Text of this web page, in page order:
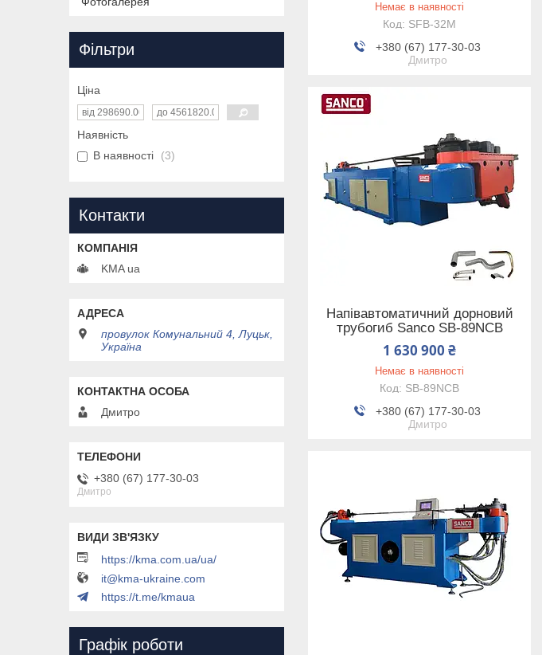
Немає в наявності
SFB-32M
+380 (67) 177-30-03
Дмитро
Напівавтоматичний дорновий
трубогиб Sanco SB-89NCB
1 630 900 ₴
Немає в наявності
SB-89NCB
+380 (67) 177-30-03
Дмитро
Фільтри
Ціна
Наявність
В наявності
3
Контакти
KMA ua
провулок Комунальний 4, Луцьк,
Україна
Дмитро
+380 (67) 177-30-03
Дмитро
https://kma.com.ua/ua/
it@kma-ukraine.com
https://t.me/kmaua
Графік роботи